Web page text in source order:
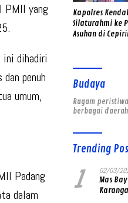
PMII yang
dihadiri
penuh
umum,
Padang
dalam
Kapolres Kendal
Silaturahmi ke
Asuhan di
Budaya
Ragam
berbagai
Trending Pos
1 02/03/
Mas